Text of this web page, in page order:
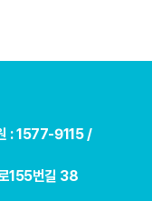
: 1577-9115 /
155번길 38